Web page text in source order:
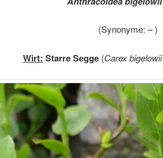
(Synonyme: – )
Wirt: Starre Segge(Carex bigelowii